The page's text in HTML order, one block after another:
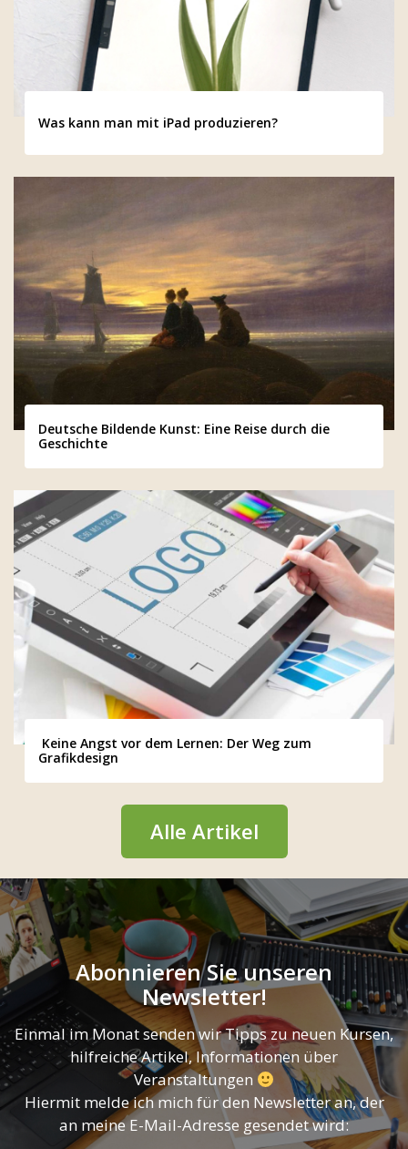
Was kann man mit iPad produzieren?
Deutsche Bildende Kunst: Eine Reise durch die
Geschichte
Keine Angst vor dem Lernen: Der Weg zum
Grafikdesign
Alle Artikel
Abonnieren Sie unseren
Newsletter!
Einmal im Monat senden wir Tipps zu neuen Kursen,
hilfreiche Artikel, Informationen über
Veranstaltungen
Hiermit melde ich mich für den Newsletter an, der
an meine E-Mail-Adresse gesendet wird: